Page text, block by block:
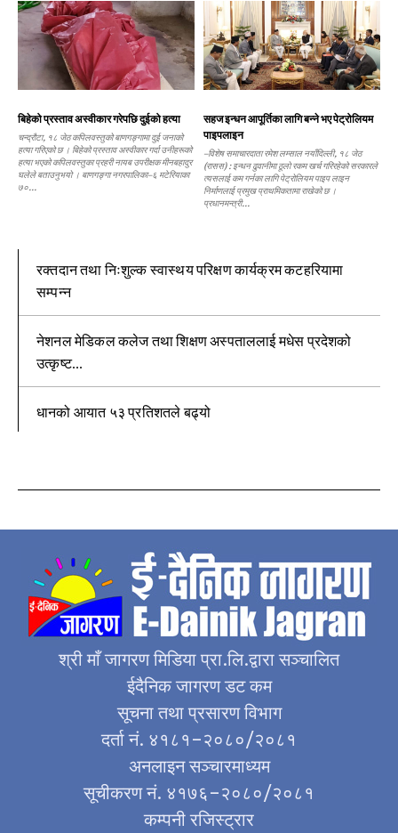
बिहेको प्रस्ताव अस्वीकार गरेपछि दुईको हत्या
चन्द्रौटा, १८ जेठ कपिलवस्तुको बाणगङ्गामा दुई जनाको
हत्या गरिएको छ । बिहेको प्रस्ताव अस्वीकार गर्दा उनीहरूको
हत्या भएको कपिलवस्तुका प्रहरी नायब उपरीक्षक मीनबहादुर
घलेले बताउनुभयो । बाणगङ्गा नगरपालिका–६ मटेरियाका
७०...
सहज इन्धन आपूर्तिका लागि बन्ने भए पेट्रोलियम
पाइपलाइन
–विशेष समाचारदाता रमेश लम्साल नयाँदिल्ली, १८ जेठ
(रासस) : इन्धन ढुवानीमा ठूलो रकम खर्च गरिरहेको सरकारले
त्यसलाई कम गर्नका लागि पेट्रोलियम पाइप लाइन
निर्माणलाई प्रमुख प्राथमिकतामा राखेको छ ।
प्रधानमन्त्री...
रक्तदान तथा निःशुल्क स्वास्थय परिक्षण कार्यक्रम कटहरियामा
सम्पन्न
नेशनल मेडिकल कलेज तथा शिक्षण अस्पताललाई मधेस प्रदेशको
उत्कृष्ट...
धानको आयात ५३ प्रतिशतले बढ्यो
श्री माँ जागरण मिडिया प्रा.लि.द्वारा सञ्चालित
ईदैनिक जागरण डट कम
सूचना तथा प्रसारण विभाग
दर्ता नं. ४१८१–२०८०/२०८१
अनलाइन सञ्चारमाध्यम
सूचीकरण नं. ४१७६–२०८०/२०८१
कम्पनी रजिस्ट्रार